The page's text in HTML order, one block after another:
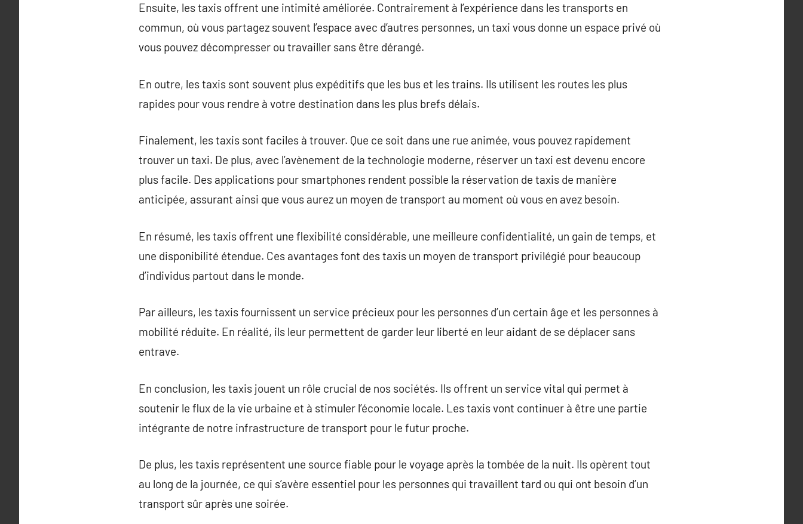
Ensuite, les taxis offrent une intimité améliorée. Contrairement à l’expérience dans les transports en
commun, où vous partagez souvent l’espace avec d’autres personnes, un taxi vous donne un espace privé où
vous pouvez décompresser ou travailler sans être dérangé.
En outre, les taxis sont souvent plus expéditifs que les bus et les trains. Ils utilisent les routes les plus
rapides pour vous rendre à votre destination dans les plus brefs délais.
Finalement, les taxis sont faciles à trouver. Que ce soit dans une rue animée, vous pouvez rapidement
trouver un taxi. De plus, avec l’avènement de la technologie moderne, réserver un taxi est devenu encore
plus facile. Des applications pour smartphones rendent possible la réservation de taxis de manière
anticipée, assurant ainsi que vous aurez un moyen de transport au moment où vous en avez besoin.
En résumé, les taxis offrent une flexibilité considérable, une meilleure confidentialité, un gain de temps, et
une disponibilité étendue. Ces avantages font des taxis un moyen de transport privilégié pour beaucoup
d’individus partout dans le monde.
Par ailleurs, les taxis fournissent un service précieux pour les personnes d’un certain âge et les personnes à
mobilité réduite. En réalité, ils leur permettent de garder leur liberté en leur aidant de se déplacer sans
entrave.
En conclusion, les taxis jouent un rôle crucial de nos sociétés. Ils offrent un service vital qui permet à
soutenir le flux de la vie urbaine et à stimuler l’économie locale. Les taxis vont continuer à être une partie
intégrante de notre infrastructure de transport pour le futur proche.
De plus, les taxis représentent une source fiable pour le voyage après la tombée de la nuit. Ils opèrent tout
au long de la journée, ce qui s’avère essentiel pour les personnes qui travaillent tard ou qui ont besoin d’un
transport sûr après une soirée.